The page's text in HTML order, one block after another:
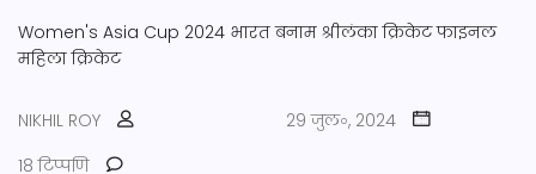
Women's Asia Cup 2024 भारत बनाम श्रीलंका क्रिकेट फाइनल
महिला क्रिकेट
NIKHIL ROY
29 जुल॰, 2024
18 टिप्पणि